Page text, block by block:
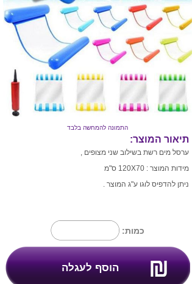
התמונה להמחשה בלבד
תיאור המוצר:
ערסל מים רשת בשילוב שני מצופים ,
מידות המוצר : 120X70 ס"מ
ניתן להדפיס לוגו ע"ג המוצר .
כמות: